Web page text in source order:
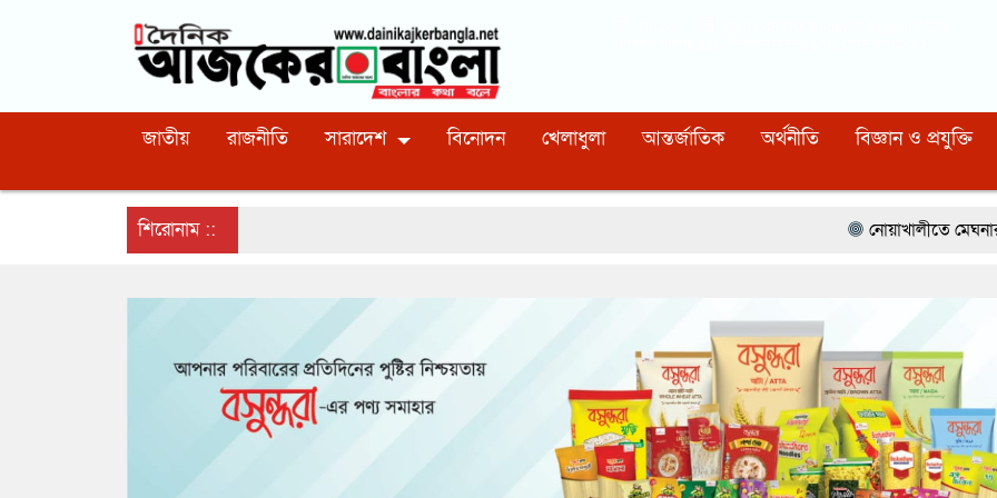
জাতীয় রাজনীতি সারাদেশ বিনোদন খেলাধুলা আন্তর্জাতিক অর্থনীতি বিজ্ঞান ও প্রযুক্তি
শিরোনাম :: নোয়াখালীতে মেঘনার ভাঙনরোধে জিও